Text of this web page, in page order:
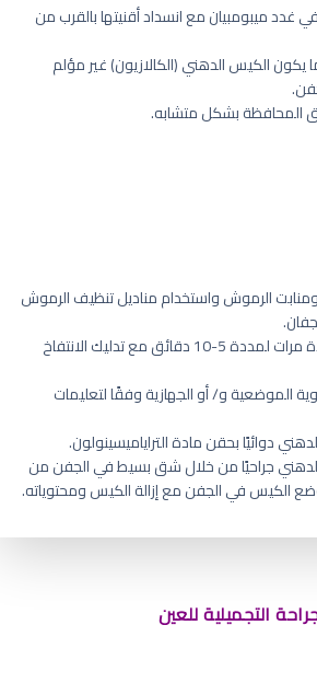
ميبومبيان مع انسداد أقنيتها بالقرب من
الكيس الدهني (الكالازيون) غير مؤلم
المحافظة بشكل متشابه.
ومنابت الرموش واستخدام مناديل تنظيف الرموش
2- وضع كمادات دافئة عدة مرات لمددة 5-10 دقائق مع تدليك الانتفاخ
الموضعية و/ أو الجهازية وفقًا لتعليمات
جراحيًا من خلال شق بسيط في الجفن من
الكيس في الجفن مع إزالة الكيس ومحتوياته.
التجميلية للعين